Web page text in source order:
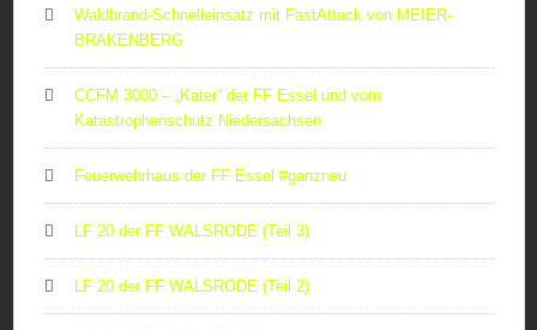
Waldbrand-Schnelleinsatz mit FastAttack von MEIER-
BRAKENBERG
CCFM 3000 – „Kater“ der FF Essel und vom
Katastrophenschutz Niedersachsen
Feuerwehrhaus der FF Essel #ganzneu
LF 20 der FF WALSRODE (Teil 3)
LF 20 der FF WALSRODE (Teil 2)